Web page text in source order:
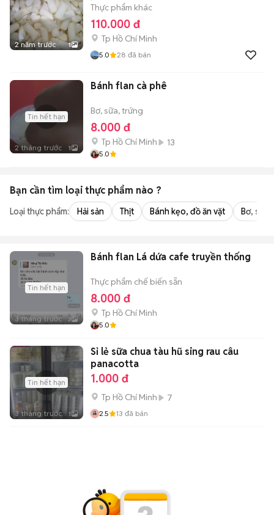
2 năm trước 1
Thực phẩm khác
110.000 đ
Tp Hồ Chí Minh
5.0 28 đã bán
Tin hết hạn
2 tháng trước 1
Bánh flan cà phê
Bơ, sữa, trứng
8.000 đ
Tp Hồ Chí Minh 13
5.0
Bạn cần tìm loại thực phẩm nào ?
Loại thực phẩm: Hải sản Thịt Bánh kẹo, đồ ăn vặt Bơ,
Tin hết hạn
3 tháng trước 3
Bánh flan Lá dứa cafe truyền thống
Thực phẩm chế biến sẵn
8.000 đ
Tp Hồ Chí Minh
5.0
Tin hết hạn
3 tháng trước 1
Sỉ lẻ sữa chua tàu hũ sing rau câu
panacotta
1.000 đ
Tp Hồ Chí Minh 7
2.5 13 đã bán